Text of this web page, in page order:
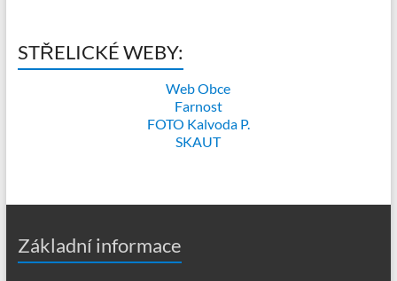
STŘELICKÉ WEBY:
Web Obce
Farnost
FOTO Kalvoda P.
SKAUT
Základní informace